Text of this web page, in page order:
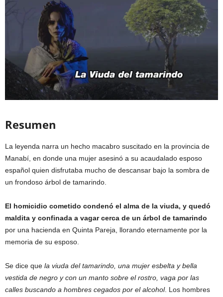
Resumen
La leyenda narra un hecho macabro suscitado en la provincia de
Manabí, en donde una mujer asesinó a su acaudalado esposo
español quien disfrutaba mucho de descansar bajo la sombra de
un frondoso árbol de tamarindo.
El homicidio cometido condenó el alma de la viuda, y quedó
maldita y confinada a vagar cerca de un árbol de tamarindo
por una hacienda en Quinta Pareja, llorando eternamente por la
memoria de su esposo.
Se dice que la viuda del tamarindo, una mujer esbelta y bella
vestida de negro y con un manto sobre el rostro, vaga por las
calles buscando a hombres cegados por el alcohol. Los hombres